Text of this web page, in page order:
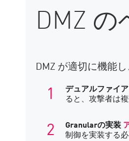
DMZ
DMZ が適切に機能
デュアルファイ
ると、攻撃者は
Granularの実装
制御を実装する